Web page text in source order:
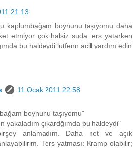
21:13
kaplumbağam boynunu taşıyomu daha
etmiyor çok halsiz suda ters yatarken
bu haldeydi lütfenn acill yardım edin
11 Ocak 2011 22:58
boynunu taşıyomu"
yakaladım çıkardğımda bu haldeydi"
anlamadım. Daha net ve açık
Ters yatması: Kramp olabilir;